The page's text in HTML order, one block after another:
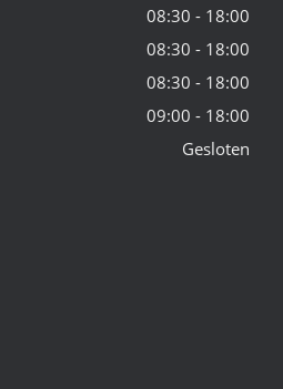
08:30 - 18:00
08:30 - 18:00
08:30 - 18:00
09:00 - 18:00
Gesloten